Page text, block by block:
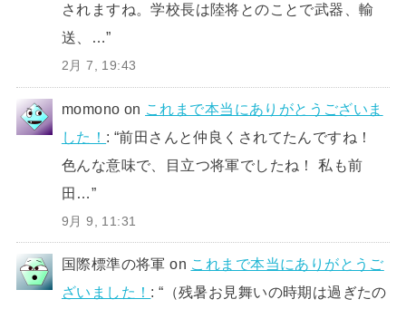
されますね。学校長は陸将とのことで武器、輸
送、…”
2月 7, 19:43
momono on これまで本当にありがとうございま
した！ : “前田さんと仲良くされてたんですね！
色んな意味で、目立つ将軍でしたね！ 私も前
田…”
9月 9, 11:31
国際標準の将軍 on これまで本当にありがとうご
ざいました！ : “ （残暑お見舞いの時期は過ぎたの